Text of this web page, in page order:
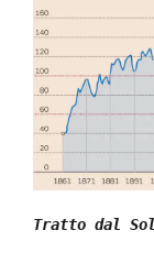
Tratto dal